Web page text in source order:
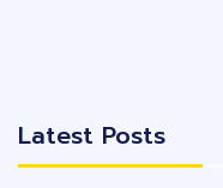
Latest Posts